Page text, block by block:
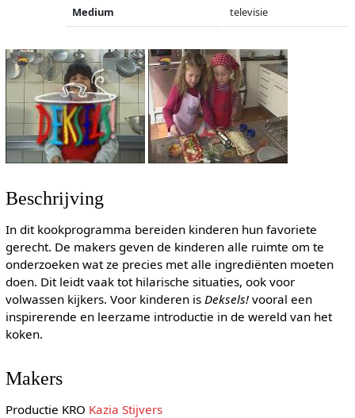
Medium televisie
Beschrijving
In dit kookprogramma bereiden kinderen hun favoriete
gerecht. De makers geven de kinderen alle ruimte om te
onderzoeken wat ze precies met alle ingrediënten moeten
doen. Dit leidt vaak tot hilarische situaties, ook voor
volwassen kijkers. Voor kinderen is Deksels!vooral een
inspirerende en leerzame introductie in de wereld van het
koken.
Makers
Productie KRO Kazia Stijvers